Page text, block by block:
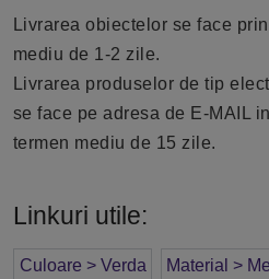
Livrarea obiectelor se face
mediu de 1-2 zile.
Livrarea produselor de tip
se face pe adresa de E-MAIL
termen mediu de 15 zile.
Linkuri utile:
Culoare > Verda Material >